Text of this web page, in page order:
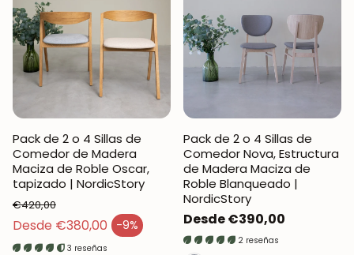
Pack de 2 o 4 Sillas de
Comedor de Madera
Maciza de Roble Oscar,
tapizado | NordicStory
Desde €380,00 -9%
Precio de venta
Precio regular
€420,00
3 reseñas
Pack de 2 o 4 Sillas de
Comedor Nova, Estructura
de Madera Maciza de
Roble Blanqueado |
NordicStory
Precio
regular
Desde €390,00
2 reseñas